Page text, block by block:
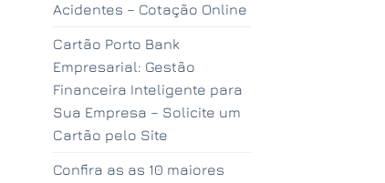
Acidentes – Cotação Online
Cartão Porto Bank
Empresarial: Gestão
Financeira Inteligente para
Sua Empresa – Solicite um
Cartão pelo Site
Confira as as 10 maiores